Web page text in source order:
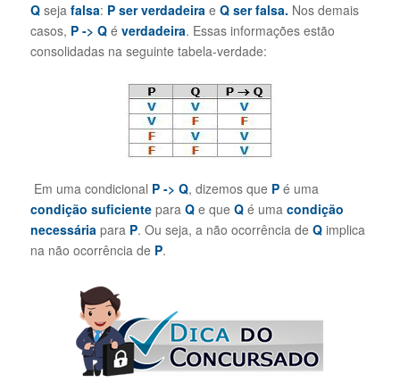
Qseja falsa: P ser verdadeirae Q ser falsa. Nos demais
casos, P -> Qé verdadeira. Essas informações estão
consolidadas na seguinte tabela-verdade:
Em uma condicional P -> Q, dizemos que Pé uma
condição suficientepara Qe que Qé uma condição
necessáriapara P. Ou seja, a não ocorrência de Qimplica
na não ocorrência de P.